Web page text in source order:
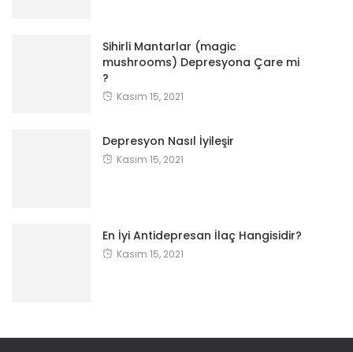
Sihirli Mantarlar (magic
mushrooms) Depresyona Çare mi
?
Kasım 15, 2021
Depresyon Nasıl İyileşir
Kasım 15, 2021
En İyi Antidepresan İlaç Hangisidir?
Kasım 15, 2021